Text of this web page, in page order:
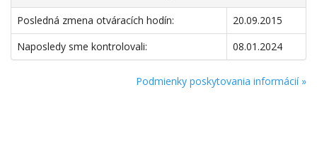
Posledná zmena otváracích hodín:
20.09.2015
Naposledy sme kontrolovali:
08.01.2024
Podmienky poskytovania informácií »